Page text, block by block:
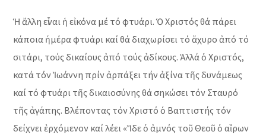
Ἡ ἄλλη εἶναι ἡ εἰκόνα μέ τό φτυάρι. Ὁ Χριστός θά πάρει
κάποια ἡμέρα φτυάρι καί θά διαχωρίσει τό ἄχυρο ἀπό τό
σιτάρι, τούς δικαίους ἀπό τούς ἀδίκους. Ἀλλά ὁ Χριστός,
κατά τόν Ἰωάννη πρίν ἀρπάξει τήν ἀξίνα τῆς δυνάμεως
καί τό φτυάρι τῆς δικαιοσύνης θά σηκώσει τόν Σταυρό
τῆς ἀγάπης. Βλέποντας τόν Χριστό ὁ Βαπτιστής τόν
δείχνει ἐρχόμενον καί λέει «Ἴδε ὁ ἀμνός τοῦ Θεοῦ ὁ αἴρων